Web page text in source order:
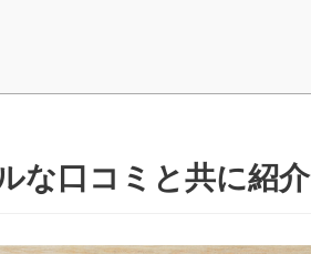
な口コミと共に紹介